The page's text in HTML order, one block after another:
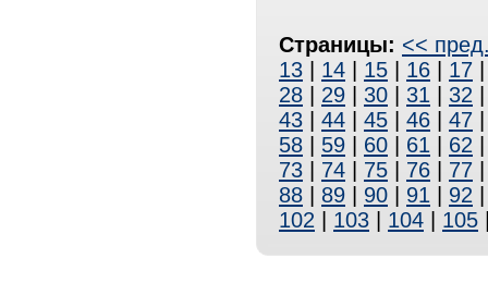
Страницы: <<
13
14 15 16 17
28
29 30 31 32
43
44 45 46 47
58
59 60 61 62
73
74 75 76 77
88
89 90 91 92
102
103 104 105